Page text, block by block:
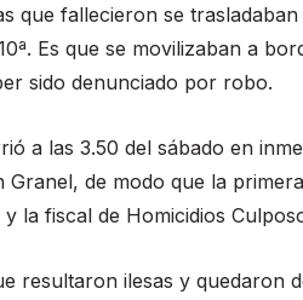
que fallecieron se
Es que se movilizaban a
sido denunciado por robo.
a las 3.50 del sábado en
Granel, de modo que la
y la fiscal de Homicidios
resultaron ilesas y quedaron